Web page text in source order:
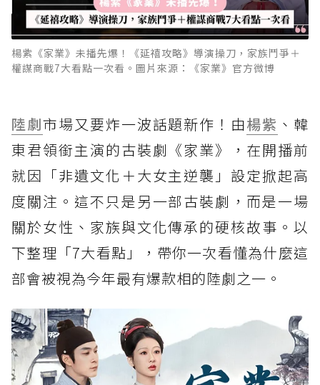
楊紫《家業》未播先爆！《延禧攻略》導演操刀，家族鬥爭＋
權謀商戰7大看點一次看。圖片來源：《家業》官方微博
陸劇市場又要炸一波話題新作！由楊紫 、韓
東君領銜主演的古裝劇《家業》，在開播前
就因「非遺文化＋大女主逆襲」設定掀起高
度關注。這不只是另一部古裝劇，而是一場
關於女性、家族與文化傳承的硬核故事。以
下整理「7大看點」，帶你一次看懂為什麼這
部會被視為今年最有爆款相的陸劇之一。